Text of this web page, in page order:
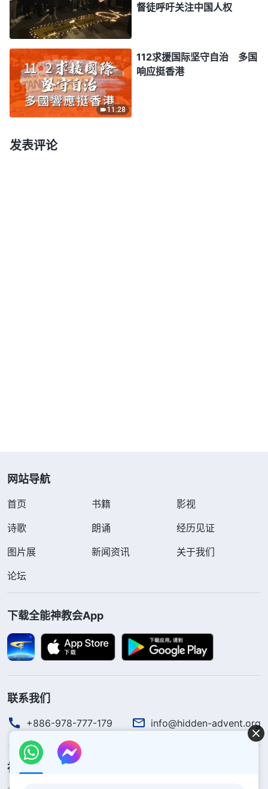
督徒呼吁关注中国人权
11:28
112求援国际坚守自治 多国
响应挺香港
发表评论
网站导航
首页 书籍
影视
诗歌
朗诵
经历见证
图片展
新闻资讯
关于我们
论坛
下载全能神教会App
联系我们
+886-978-777-179 info@hidden-advent.org
神的国度降临了